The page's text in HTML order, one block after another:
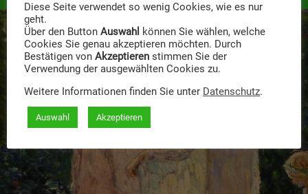
Diese Seite verwendet so wenig Cookies, wie es nur
geht.
Über den Button Auswahl können Sie wählen, welche
Cookies Sie genau akzeptieren möchten. Durch
Bestätigen von Akzeptieren stimmen Sie der
Verwendung der ausgewählten Cookies zu.
Weitere Informationen finden Sie unter Datenschutz.
Auswahl Akzeptieren